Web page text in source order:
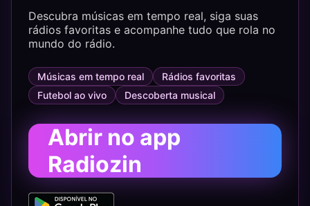
Descubra músicas em tempo real, siga suas
rádios favoritas e acompanhe tudo que rola no
mundo do rádio.
Músicas em tempo real
Rádios favoritas
Futebol ao vivo
Descoberta musical
Abrir no app
Radiozin